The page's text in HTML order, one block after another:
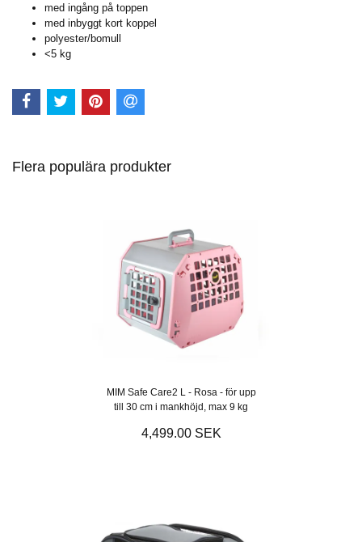
med ingång på toppen
med inbyggt kort koppel
polyester/bomull
<5 kg
Flera populära produkter
MIM Safe Care2 L - Rosa - för upp
till 30 cm i mankhöjd, max 9 kg
4,499.00 SEK